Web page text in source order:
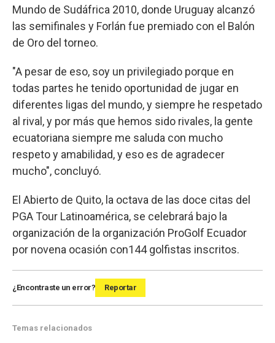
Mundo de Sudáfrica 2010, donde Uruguay alcanzó
las semifinales y Forlán fue premiado con el Balón
de Oro del torneo.
"A pesar de eso, soy un privilegiado porque en
todas partes he tenido oportunidad de jugar en
diferentes ligas del mundo, y siempre he respetado
al rival, y por más que hemos sido rivales, la gente
ecuatoriana siempre me saluda con mucho
respeto y amabilidad, y eso es de agradecer
mucho", concluyó.
El Abierto de Quito, la octava de las doce citas del
PGA Tour Latinoamérica, se celebrará bajo la
organización de la organización ProGolf Ecuador
por novena ocasión con144 golfistas inscritos.
¿Encontraste un error? Reportar
Temas relacionados